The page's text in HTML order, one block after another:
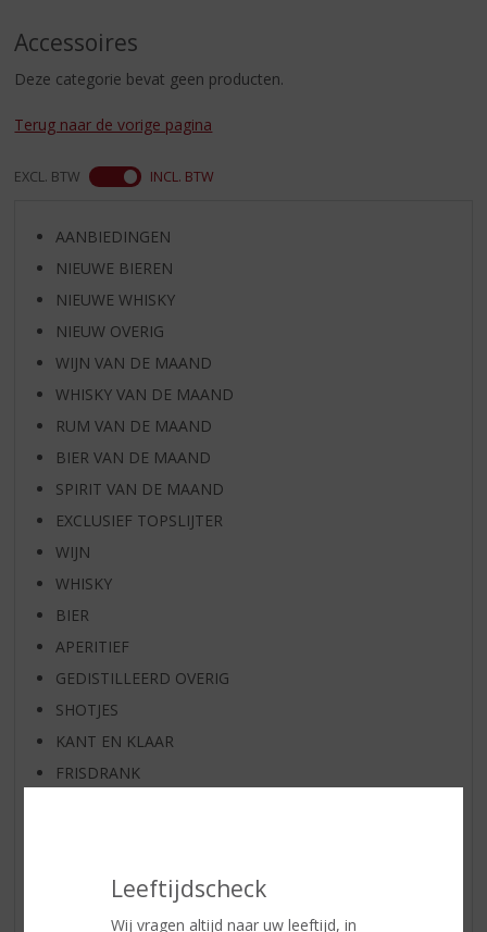
r
i
g
n
a
Leeftijdscheck
Wij vragen altijd naar uw leeftijd, in
Accessoires
Deze categorie bevat geen producten.
Terug naar de vorige pagina
EXCL. BTW INCL. BTW
AANBIEDINGEN
NIEUWE BIEREN
NIEUWE WHISKY
NIEUW OVERIG
WIJN VAN DE MAAND
WHISKY VAN DE MAAND
RUM VAN DE MAAND
BIER VAN DE MAAND
SPIRIT VAN DE MAAND
EXCLUSIEF TOPSLIJTER
WIJN
WHISKY
BIER
APERITIEF
GEDISTILLEERD OVERIG
SHOTJES
KANT EN KLAAR
FRISDRANK
ALCOHOLVRIJE DRANKEN